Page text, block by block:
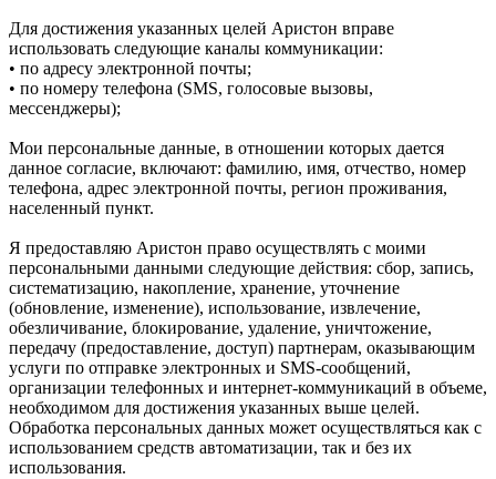
Для достижения указанных целей Аристон вправе
использовать следующие каналы коммуникации:
• по адресу электронной почты;
• по номеру телефона (SMS, голосовые вызовы,
мессенджеры);
Мои персональные данные, в отношении которых дается
данное согласие, включают: фамилию, имя, отчество, номер
телефона, адрес электронной почты, регион проживания,
населенный пункт.
Я предоставляю Аристон право осуществлять с моими
персональными данными следующие действия: сбор, запись,
систематизацию, накопление, хранение, уточнение
(обновление, изменение), использование, извлечение,
обезличивание, блокирование, удаление, уничтожение,
передачу (предоставление, доступ) партнерам, оказывающим
услуги по отправке электронных и SMS‑сообщений,
организации телефонных и интернет‑коммуникаций в объеме,
необходимом для достижения указанных выше целей.
Обработка персональных данных может осуществляться как с
использованием средств автоматизации, так и без их
использования.